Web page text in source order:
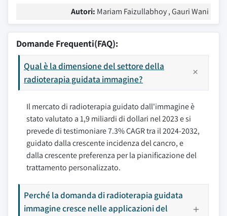
Autori: Mariam Faizullabhoy , Gauri Wani
Domande Frequenti(FAQ):
Qual è la dimensione del settore della
radioterapia guidata immagine?
Il mercato di radioterapia guidato dall'immagine è
stato valutato a 1,9 miliardi di dollari nel 2023 e si
prevede di testimoniare 7.3% CAGR tra il 2024-2032,
guidato dalla crescente incidenza del cancro, e
dalla crescente preferenza per la pianificazione del
trattamento personalizzato.
Perché la domanda di radioterapia guidata
immagine cresce nelle applicazioni del